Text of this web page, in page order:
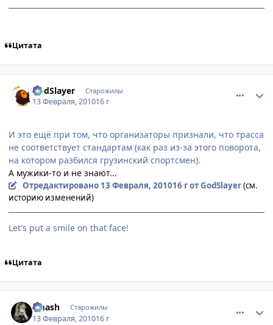
Цитата
GodSlayer Старожилы
13 Февраля, 201016 г
И это ещё при том, что организаторы признали, что трасса
не соответствует стандартам (как раз из-за этого поворота,
на котором разбился грузинский спортсмен).
А мужики-то и не знают...
Отредактировано 13 Февраля, 201016 гот GodSlayer(см.
историю изменений)
Let's put a smile on that face!
Цитата
smash Старожилы
13 Февраля, 201016 г